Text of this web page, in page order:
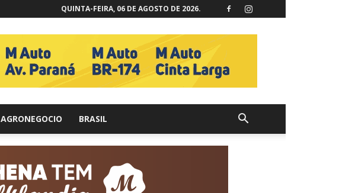
QUINTA-FEIRA, 06 DE AGOSTO DE 2026.
AGRONEGOCIO BRASIL